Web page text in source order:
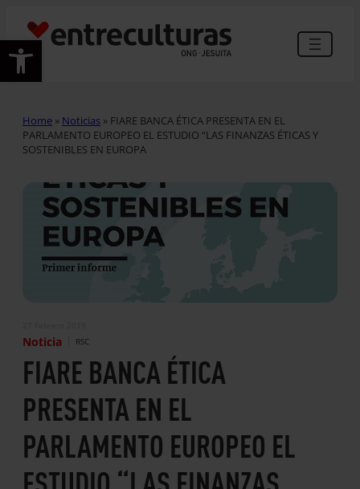
Abrir barra de herramientas
Home » Noticias » FIARE BANCA ÉTICA PRESENTA EN EL
PARLAMENTO EUROPEO EL ESTUDIO “LAS FINANZAS ÉTICAS Y
SOSTENIBLES EN EUROPA
Noticia RSC
FIARE BANCA ÉTICA
PRESENTA EN EL
PARLAMENTO EUROPEO EL